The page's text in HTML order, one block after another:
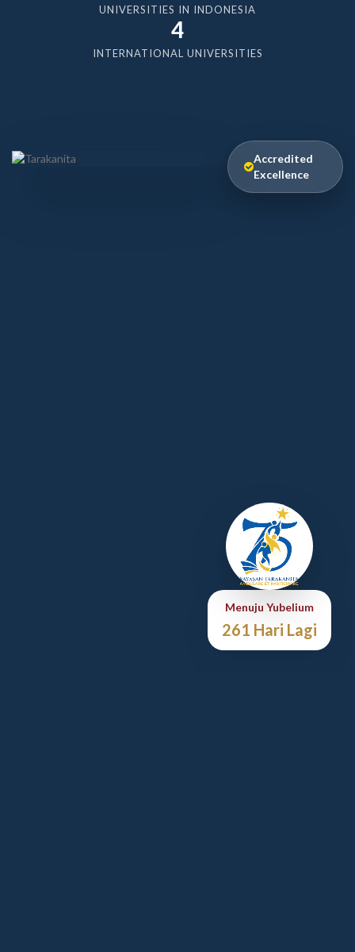
UNIVERSITIES IN INDONESIA
4
INTERNATIONAL UNIVERSITIES
Accredited
Excellence
Menuju Yubelium
261 Hari Lagi